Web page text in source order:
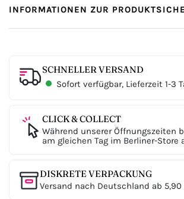
INFORMATIONEN ZUR
SCHNELLER VERSAND
Sofort verfügbar, Lieferzeit 1-3
CLICK & COLLECT
Während unserer Öffnungszeiten
am gleichen Tag im Berliner-Store
DISKRETE VERPACKUNG
Versand nach Deutschland ab 5,90